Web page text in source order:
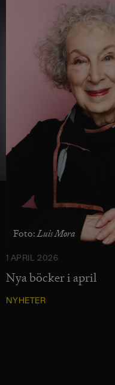
Foto:Luis Mora
1 APRIL 2026
Nya böcker i april
NYHETER